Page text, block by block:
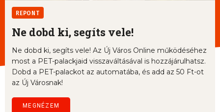
REPONT
Ne dobd ki, segíts vele!
Ne dobd ki, segíts vele! Az Új Város Online működéséhez
most a PET-palackjaid visszaváltásával is hozzájárulhatsz.
Dobd a PET-palackot az automatába, és add az 50 Ft-ot
az Új Városnak!
MEGNÉZEM